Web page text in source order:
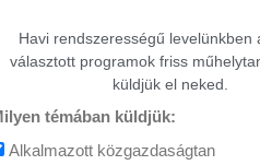
Havi rendszerességű levelünkben
választott programok friss
küldjük el neked.
témában küldjük:
Alkalmazott közgazdaságtan